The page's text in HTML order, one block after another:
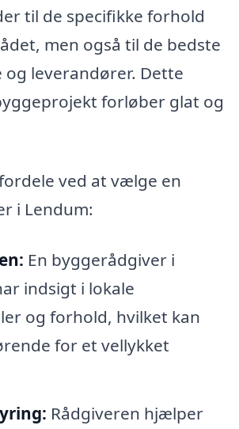
til de specifikke forhold
men også til de bedste
leverandører. Dette
forløber glat og
ved at vælge en
i Lendum:
En byggerådgiver i
indsigt i lokale
og forhold, hvilket kan
for et vellykket
Rådgiveren hjælper